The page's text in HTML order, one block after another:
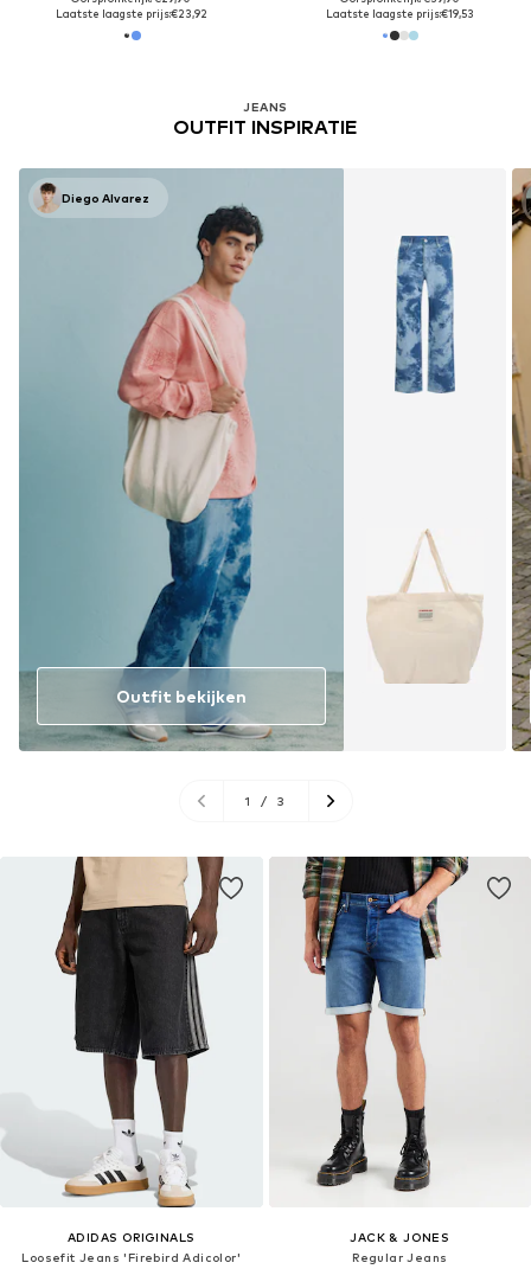
Laatste laagste prijs:€23,92
Laatste laagste prijs:€19,53
ADIDAS ORIGINALS
Loosefit Jeans 'Firebird Adicolor'
JACK & JONES
Regular Jeans
JEANS
OUTFIT INSPIRATIE
Diego Alvarez
Outfit bekijken
1 / 3